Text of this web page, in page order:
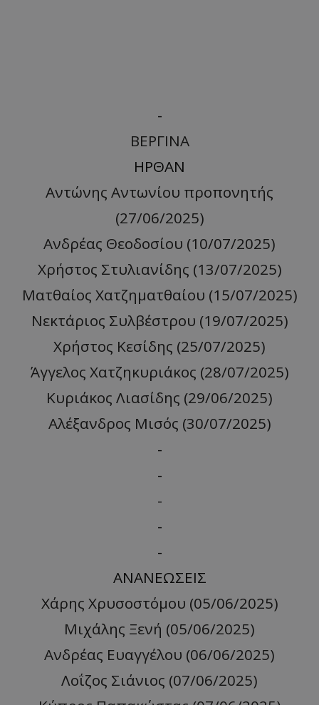
-
ΒΕΡΓΙΝΑ
ΗΡΘΑΝ
Αντώνης Αντωνίου προπονητής
(27/06/2025)
Ανδρέας Θεοδοσίου (10/07/2025)
Χρήστος Στυλιανίδης (13/07/2025)
Ματθαίος Χατζηματθαίου (15/07/2025)
Νεκτάριος Συλβέστρου (19/07/2025)
Χρήστος Κεσίδης (25/07/2025)
Άγγελος Χατζηκυριάκος (28/07/2025)
Κυριάκος Λιασίδης (29/06/2025)
Αλέξανδρος Μισός (30/07/2025)
-
-
-
-
-
ΑΝΑΝΕΩΣΕΙΣ
Χάρης Χρυσοστόμου (05/06/2025)
Μιχάλης Ξενή (05/06/2025)
Ανδρέας Ευαγγέλου (06/06/2025)
Λοΐζος Σιάνιος (07/06/2025)